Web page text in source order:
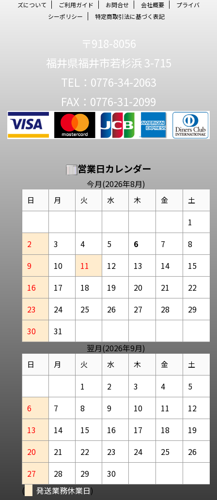
ズについて
ご利用ガイド お問合せ 会社概要
プライバ
シーポリシー
特定商取引法に基づく表記
〒918-8056
福井県福井市若杉浜 3-715
TEL：0776-34-2063
FAX：0776-31-2099
営業日カレンダー
今月(2026年8月)
日 月 火 水 木 金 土
1
2
3 4 5 6 7
8
9
10 11 12 13 14
15
16
17 18 19 20 21
22
23
24 25 26 27 28
29
30
31
翌月(2026年9月)
日 月 火 水 木 金 土
1 2 3 4
5
6
7 8 9 10 11
12
13
14 15 16 17 18
19
20
21 22 23 24 25
26
27
28 29
30
(
発送業務休業日)